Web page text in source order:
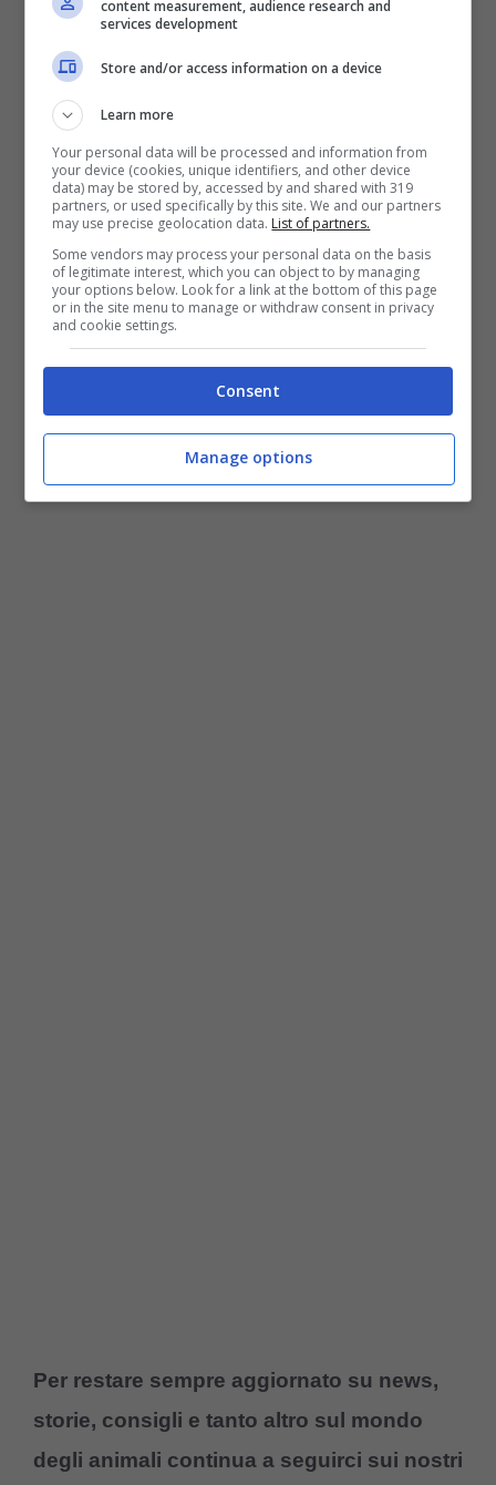
delle comunità della Florida meridionale è
stato in grado di dare loro questo. Grazie!”
gatto di nome Binxè stato riconsegnato al
proprietario che è stato felicissimo di poterlo
riabbracciare, a quanto pareil felino viveva
in un appartamento sito al nono piano
dell’edificio, e a quanto pare due parenti del
felino sarebbero ancora in ospedale mentre
un terzo risulta ancora disperso.
Per restare sempre aggiornato su news,
storie, consigli e tanto altro sul mondo
degli animali continua a seguirci sui nostri
content measurement, audience research and
services development
Store and/or access information on a device
Learn more
Your personal data will be processed and information from
your device (cookies, unique identifiers, and other device
data) may be stored by, accessed by and shared with 319
partners, or used specifically by this site. We and our partners
may use precise geolocation data. List of partners.
Some vendors may process your personal data on the basis
of legitimate interest, which you can object to by managing
your options below. Look for a link at the bottom of this page
or in the site menu to manage or withdraw consent in privacy
and cookie settings.
Consent
Manage options